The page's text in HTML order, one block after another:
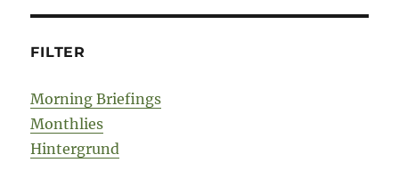
FILTER
Morning Briefings
Monthlies
Hintergrund